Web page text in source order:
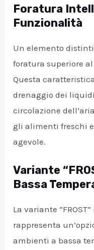
Foratura
Funzionalità
Un elemento
foratura superiore
Questa
drenaggio dei
circolazione
gli alimenti freschi
agevole.
Variante
Bassa
La variante
rappresenta
ambienti a bassa